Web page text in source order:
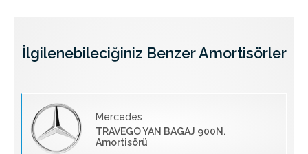
İlgilenebileciğiniz Benzer Amortisörler
Mercedes
TRAVEGO YAN BAGAJ 900N.
Amortisörü